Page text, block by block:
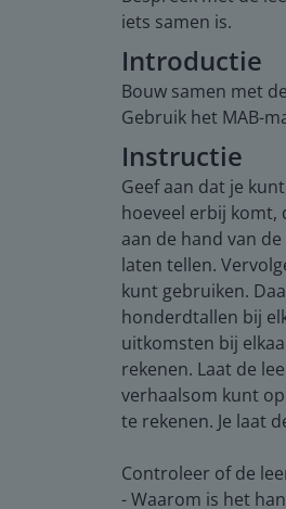
iets samen is.
Introductie
Bouw samen met
Gebruik het MAB-
Instructie
Geef aan dat je
hoeveel erbij komt,
aan de hand van
laten tellen.
kunt gebruiken.
honderdtallen bij
uitkomsten bij
rekenen. Laat de
verhaalsom kunt
te rekenen. Je laat
Controleer of de
- Waarom is het